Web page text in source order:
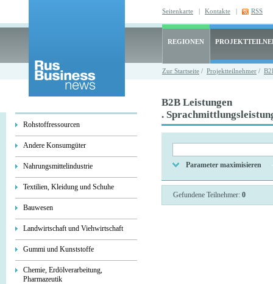
Seitenkarte | Kontakte | RSS
REGIONEN
Zur Startseite / Projektteilnehmer /
Rohstoffressourcen
Andere Konsumgüter
Nahrungsmittelindustrie
Textilien, Kleidung und Schuhe
Bauwesen
Landwirtschaft und Viehwirtschaft
Gummi und Kunststoffe
Chemie, Erdölverarbeitung,
Pharmazeutik
B2B Leistungen
.
Parameter maximisieren
Gefundene Teilnehmer: 0